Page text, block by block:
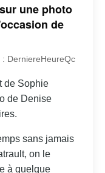
une photo
de
: DerniereHeureQc
de Sophie
de Denise
sans jamais
on le
à quelque